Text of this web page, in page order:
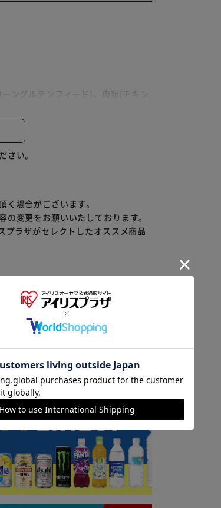
ングルテンフィード)、肉類(チキン
ッシュエキス、小魚パウダー)､ビ
リウム、リン、セレン、亜鉛)、ビ
エキス)、アミノ酸類(メチオニ
下、水分10.0％以下
い。
場合がございます。
変更をお願いいたしております。
プラザがセレクトしたオススメ商品
ただいた後にお断りさせていただ
ださい